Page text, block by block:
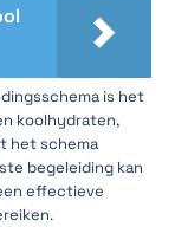
is het
koolhydraten,
het schema
begeleiding kan
effectieve